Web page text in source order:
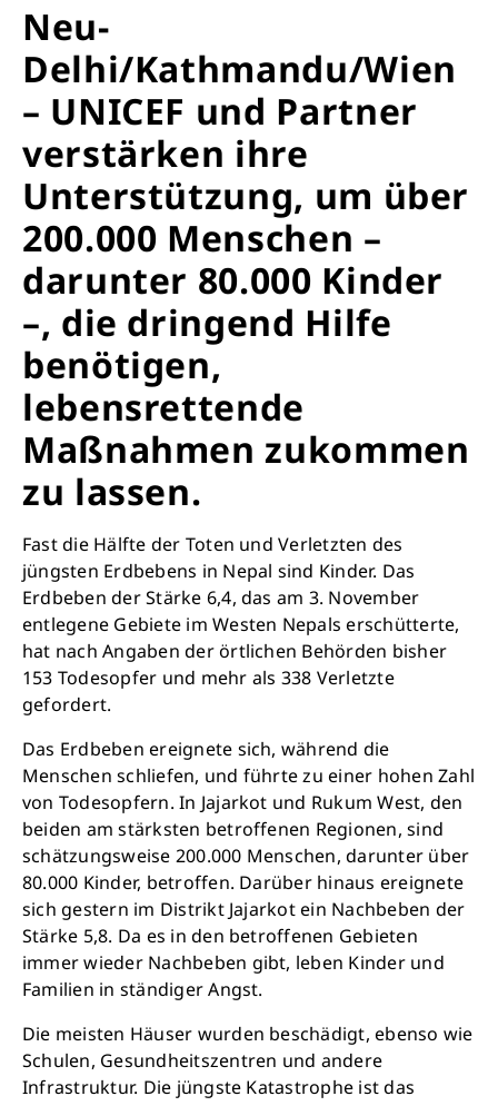
Neu-
Delhi/Kathmandu/Wien
– UNICEF und Partner
verstärken ihre
Unterstützung, um über
200.000 Menschen –
darunter 80.000 Kinder
–, die dringend Hilfe
benötigen,
lebensrettende
Maßnahmen zukommen
zu lassen.
Fast die Hälfte der Toten und Verletzten des
jüngsten Erdbebens in Nepal sind Kinder. Das
Erdbeben der Stärke 6,4, das am 3. November
entlegene Gebiete im Westen Nepals erschütterte,
hat nach Angaben der örtlichen Behörden bisher
153 Todesopfer und mehr als 338 Verletzte
gefordert.
Das Erdbeben ereignete sich, während die
Menschen schliefen, und führte zu einer hohen Zahl
von Todesopfern. In Jajarkot und Rukum West, den
beiden am stärksten betroffenen Regionen, sind
schätzungsweise 200.000 Menschen, darunter über
80.000 Kinder, betroffen. Darüber hinaus ereignete
sich gestern im Distrikt Jajarkot ein Nachbeben der
Stärke 5,8. Da es in den betroffenen Gebieten
immer wieder Nachbeben gibt, leben Kinder und
Familien in ständiger Angst.
Die meisten Häuser wurden beschädigt, ebenso wie
Schulen, Gesundheitszentren und andere
Infrastruktur. Die jüngste Katastrophe ist das
Schließen